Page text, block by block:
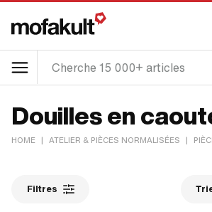
Douilles en
HOME | ATELIER & PIÈCES NORMALISÉES |
Filtres